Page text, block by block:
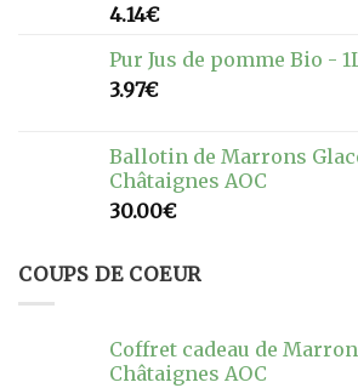
4.14€
Pur Jus de pomme Bio -
3.97€
Ballotin de Marrons
Châtaignes AOC
30.00€
COUPS DE COEUR
Coffret cadeau de
Châtaignes AOC